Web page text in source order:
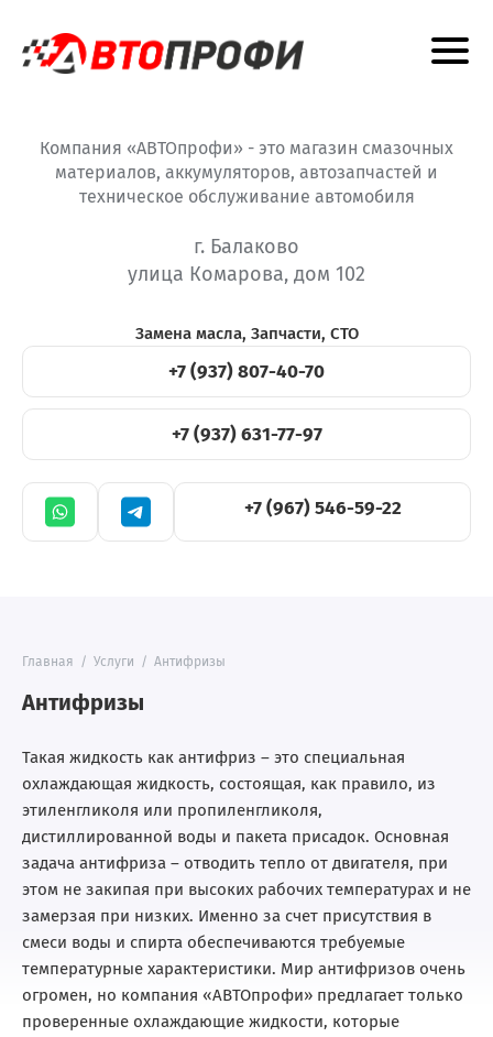
Компания «АВТОпрофи» - это магазин смазочных
материалов, аккумуляторов, автозапчастей и
техническое обслуживание автомобиля
г. Балаково
улица Комарова, дом 102
Замена масла, Запчасти, СТО
+7 (937) 807-40-70
+7 (937) 631-77-97
+7 (967) 546-59-22
Главная / Услуги / Антифризы
Антифризы
Такая жидкость как антифриз – это специальная
охлаждающая жидкость, состоящая, как правило, из
этиленгликоля или пропиленгликоля,
дистиллированной воды и пакета присадок. Основная
задача антифриза – отводить тепло от двигателя, при
этом не закипая при высоких рабочих температурах и не
замерзая при низких. Именно за счет присутствия в
смеси воды и спирта обеспечиваются требуемые
температурные характеристики. Мир антифризов очень
огромен, но компания «АВТОпрофи» предлагает только
проверенные охлаждающие жидкости, которые